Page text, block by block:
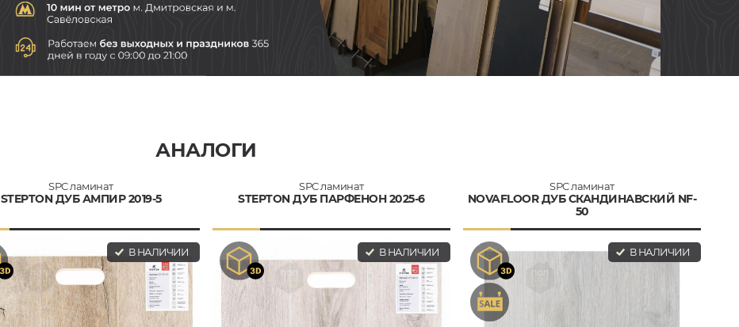
АНАЛОГИ
SPC ламинат
STEPTON ДУБ АМПИР 2019-5
В НАЛИЧИИ
SPC ламинат
STEPTON ДУБ ПАРФЕНОН 2025-6
В НАЛИЧИИ
SPC ламинат
NOVAFLOOR ДУБ СКАНДИНАВСКИЙ NF-
50
В НАЛИЧИИ